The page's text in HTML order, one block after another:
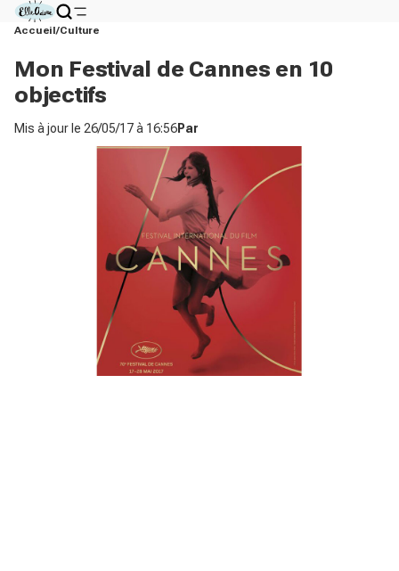
Accueil Culture
Mon Festival de Cannes en 10
objectifs
Mis à jour le 26/05/17 à 16:56Par